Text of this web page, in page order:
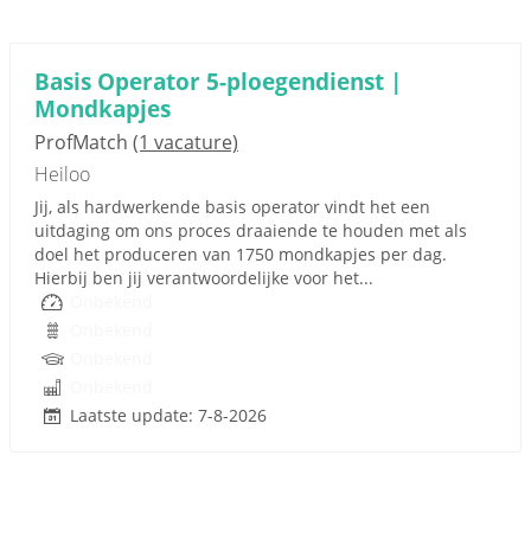
Basis Operator 5-ploegendienst |
Mondkapjes
ProfMatch (1 vacature)
Heiloo
Jij, als hardwerkende basis operator vindt het een
uitdaging om ons proces draaiende te houden met als
doel het produceren van 1750 mondkapjes per dag.
Hierbij ben jij verantwoordelijke voor het...
Laatste update: 7-8-2026